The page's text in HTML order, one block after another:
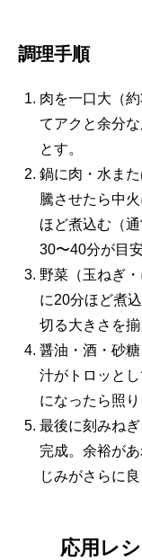
調理手順
肉を一口大（
てアクと余分
とす。
鍋に肉・水ま
騰させたら中
ほど煮込む（
30〜40分が目安
野菜（玉ねぎ
に20分ほど煮
切る大きさを揃
醤油・酒・砂
汁がトロッと
になったら照り
最後に刻みね
完成。余裕が
じみがさらに良
応用レ